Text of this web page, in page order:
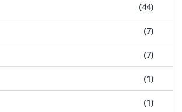
(44)
(7)
(7)
(1)
(1)